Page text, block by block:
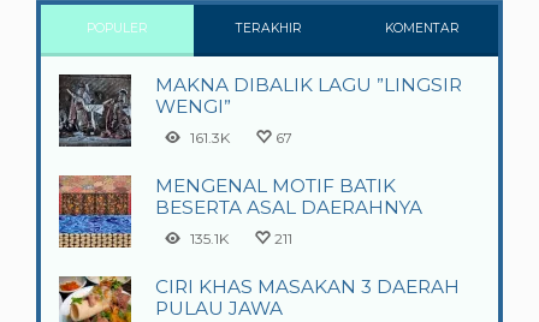
POPULER TERAKHIR KOMENTAR
MAKNA DIBALIK LAGU ”LINGSIR
WENGI”
161.3K 67
MENGENAL MOTIF BATIK
BESERTA ASAL DAERAHNYA
135.1K 211
CIRI KHAS MASAKAN 3 DAERAH
PULAU JAWA